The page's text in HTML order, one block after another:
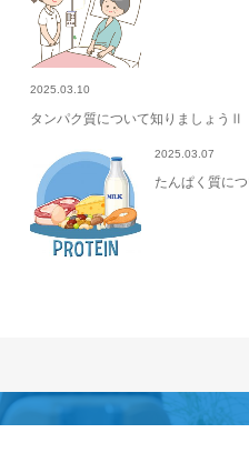
2025.03.10
タンパク質について知りましょうⅡ
2025.03.07
たんぱく質に